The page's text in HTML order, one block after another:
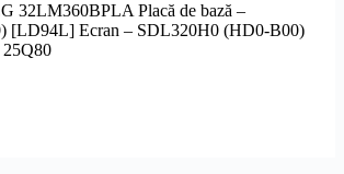
32LM360BPLA Placă de bază –
[LD94L] Ecran – SDL320H0 (HD0-B00)